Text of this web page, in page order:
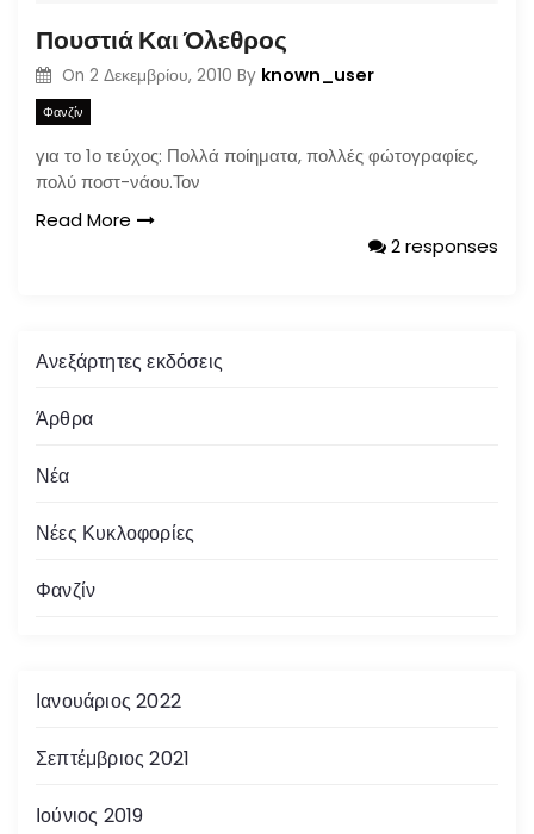
Πουστιά Και Όλεθρος
On 2 Δεκεμβρίου, 2010 By known_user
Φανζίν
για το 1ο τεύχος: Πολλά ποίηματα, πολλές φώτογραφίες,
πολύ ποστ-νάου.Τον
Read More
2 responses
Ανεξάρτητες εκδόσεις
Άρθρα
Νέα
Νέες Κυκλοφορίες
Φανζίν
Ιανουάριος 2022
Σεπτέμβριος 2021
Ιούνιος 2019